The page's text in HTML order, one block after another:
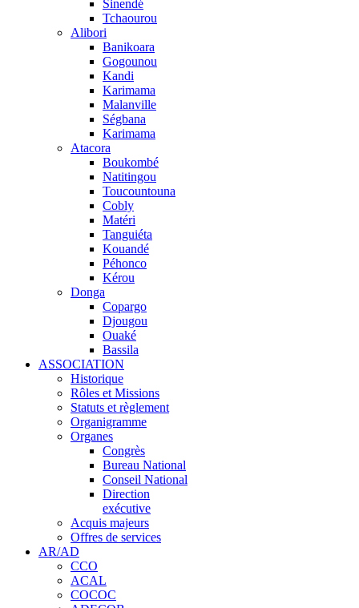
Sinendé
Tchaourou
Alibori
Banikoara
Gogounou
Kandi
Karimama
Malanville
Ségbana
Karimama
Atacora
Boukombé
Natitingou
Toucountouna
Cobly
Matéri
Tanguiéta
Kouandé
Péhonco
Kérou
Donga
Copargo
Djougou
Ouaké
Bassila
ASSOCIATION
Historique
Rôles et Missions
Statuts et règlement
Organigramme
Organes
Congrès
Bureau National
Conseil National
Direction
exécutive
Acquis majeurs
Offres de services
AR/AD
CCO
ACAL
COCOC